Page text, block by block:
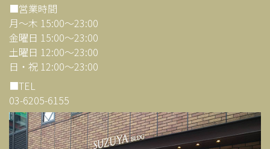
■営業時間
月～木 15:00～23:00
金曜日 15:00～23:00
土曜日 12:00～23:00
日・祝 12:00～23:00
■TEL
03-6205-6155